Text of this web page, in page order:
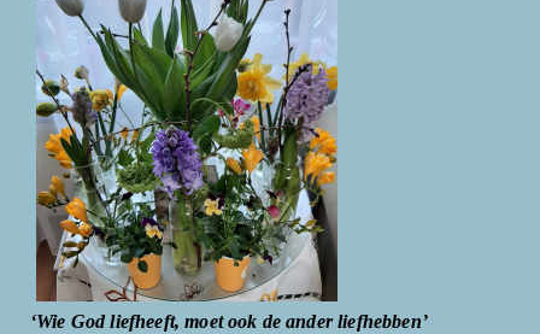
‘Wie God liefheeft, moet ook de ander liefhebben’